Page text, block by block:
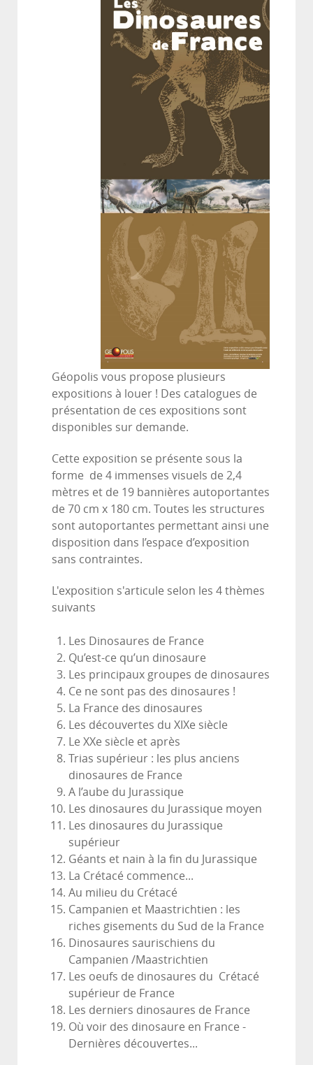
Géopolis vous propose plusieurs
expositions à louer ! Des catalogues de
présentation de ces expositions sont
disponibles sur demande.
Cette exposition se présente sous la
forme de 4 immenses visuels de 2,4
mètres et de 19 bannières autoportantes
de 70 cm x 180 cm. Toutes les structures
sont autoportantes permettant ainsi une
disposition dans l’espace d’exposition
sans contraintes.
L'exposition s'articule selon les 4 thèmes
suivants
Les Dinosaures de France
Qu’est-ce qu’un dinosaure
Les principaux groupes de dinosaures
Ce ne sont pas des dinosaures !
La France des dinosaures
Les découvertes du XIXe siècle
Le XXe siècle et après
Trias supérieur : les plus anciens
dinosaures de France
A l’aube du Jurassique
Les dinosaures du Jurassique moyen
Les dinosaures du Jurassique
supérieur
Géants et nain à la fin du Jurassique
La Crétacé commence...
Au milieu du Crétacé
Campanien et Maastrichtien : les
riches gisements du Sud de la France
Dinosaures saurischiens du
Campanien /Maastrichtien
Les oeufs de dinosaures du Crétacé
supérieur de France
Les derniers dinosaures de France
Où voir des dinosaure en France -
Dernières découvertes...